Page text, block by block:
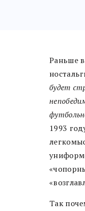
Раньше
будет
1993
Так